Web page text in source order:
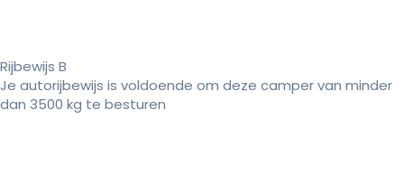
Rijbewijs B
Je autorijbewijs is voldoende om deze camper van minder
dan 3500 kg te besturen